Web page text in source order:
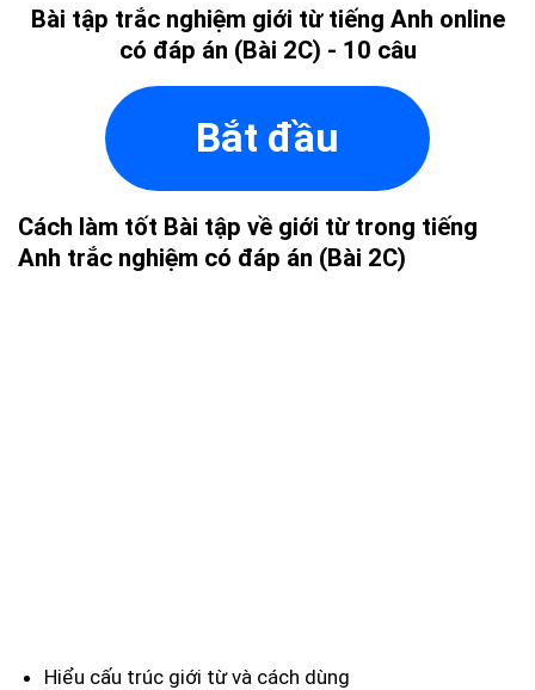
Bài tập trắc nghiệm giới từ tiếng Anh online
có đáp án (Bài 2C) - 10 câu
Bắt đầu
Cách làm tốt Bài tập về giới từ trong tiếng
Anh trắc nghiệm có đáp án (Bài 2C)
Hiểu cấu trúc giới từ và cách dùng